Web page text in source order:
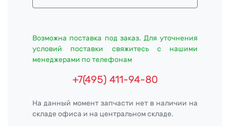
Возможна поставка под заказ. Для уточнения
условий поставки свяжитесь с нашими
менеджерами по телефонам
+7(495) 411-94-80
На данный момент запчасти нет в наличии на
складе офиса и на центральном складе.